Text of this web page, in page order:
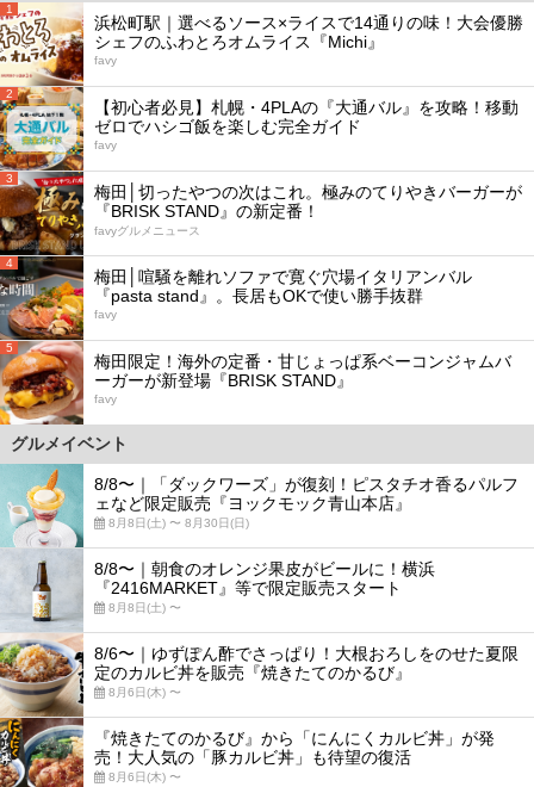
1
浜松町駅｜選べるソース×ライスで14通りの味！大会優勝
シェフのふわとろオムライス『Michi』
favy
2
【初心者必見】札幌・4PLAの『大通バル』を攻略！移動
ゼロでハシゴ飯を楽しむ完全ガイド
favy
3
梅田│切ったやつの次はこれ。極みのてりやきバーガーが
『BRISK STAND』の新定番！
favyグルメニュース
4
梅田│喧騒を離れソファで寛ぐ穴場イタリアンバル
『pasta stand』。長居もOKで使い勝手抜群
favy
5
梅田限定！海外の定番・甘じょっぱ系ベーコンジャムバ
ーガーが新登場『BRISK STAND』
favy
グルメイベント
8/8〜｜「ダックワーズ」が復刻！ピスタチオ香るパルフ
ェなど限定販売『ヨックモック青山本店』
8月8日(土) 〜 8月30日(日)
8/8〜｜朝食のオレンジ果皮がビールに！横浜
『2416MARKET』等で限定販売スタート
8月8日(土) 〜
8/6〜｜ゆずぽん酢でさっぱり！大根おろしをのせた夏限
定のカルビ丼を販売『焼きたてのかるび』
8月6日(木) 〜
『焼きたてのかるび』から「にんにくカルビ丼」が発
売！大人気の「豚カルビ丼」も待望の復活
8月6日(木) 〜